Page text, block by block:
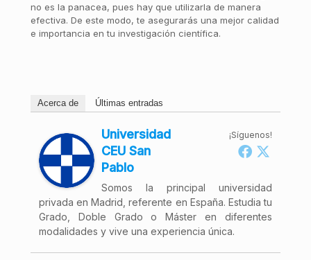
no es la panacea, pues hay que utilizarla de manera
efectiva. De este modo, te asegurarás una mejor calidad
e importancia en tu investigación científica.
Acerca de Últimas entradas
¡Síguenos!
Universidad
CEU San
Pablo
Somos la principal universidad
privada en Madrid, referente en España. Estudia tu
Grado, Doble Grado o Máster en diferentes
modalidades y vive una experiencia única.